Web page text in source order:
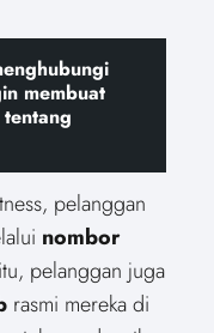
membuat
pelanggan
nombor
pelanggan juga
rasmi mereka di